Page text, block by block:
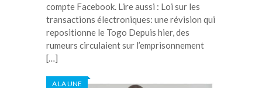
compte Facebook. Lire aussi : Loi sur les
transactions électroniques: une révision qui
repositionne le Togo Depuis hier, des
rumeurs circulaient sur l’emprisonnement
[…]
A LA UNE